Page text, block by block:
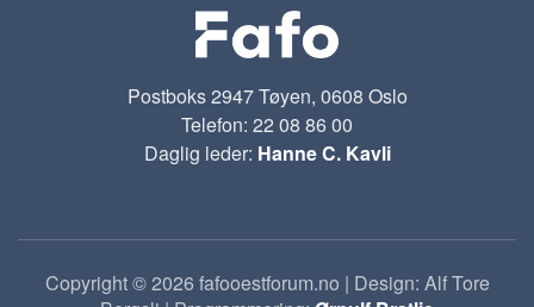
Postboks 2947 Tøyen, 0608 Oslo
Telefon: 22 08 86 00
Daglig leder: Hanne C. Kavli
Copyright © 2026 fafooestforum.no | Design: Alf Tore